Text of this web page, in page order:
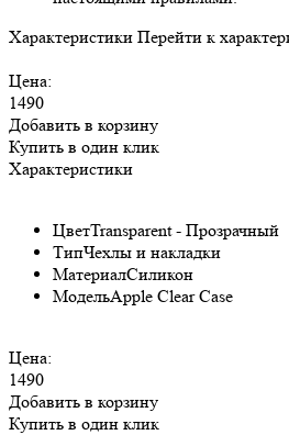
Характеристики Перейти к
Цена:
1490
Добавить в корзину
Купить в один клик
Характеристики
ЦветTransparent - Прозрачный
ТипЧехлы и накладки
МатериалСиликон
МодельApple Clear Case
Цена:
1490
Добавить в корзину
Купить в один клик